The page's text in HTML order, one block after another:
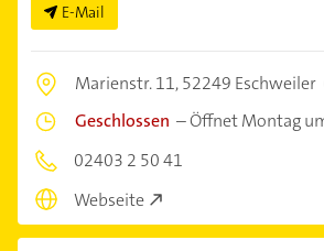
E-Mail
Marienstr. 11,52249 Eschweiler
Geschlossen –Öffnet Montag
02403 2 50 41
Webseite